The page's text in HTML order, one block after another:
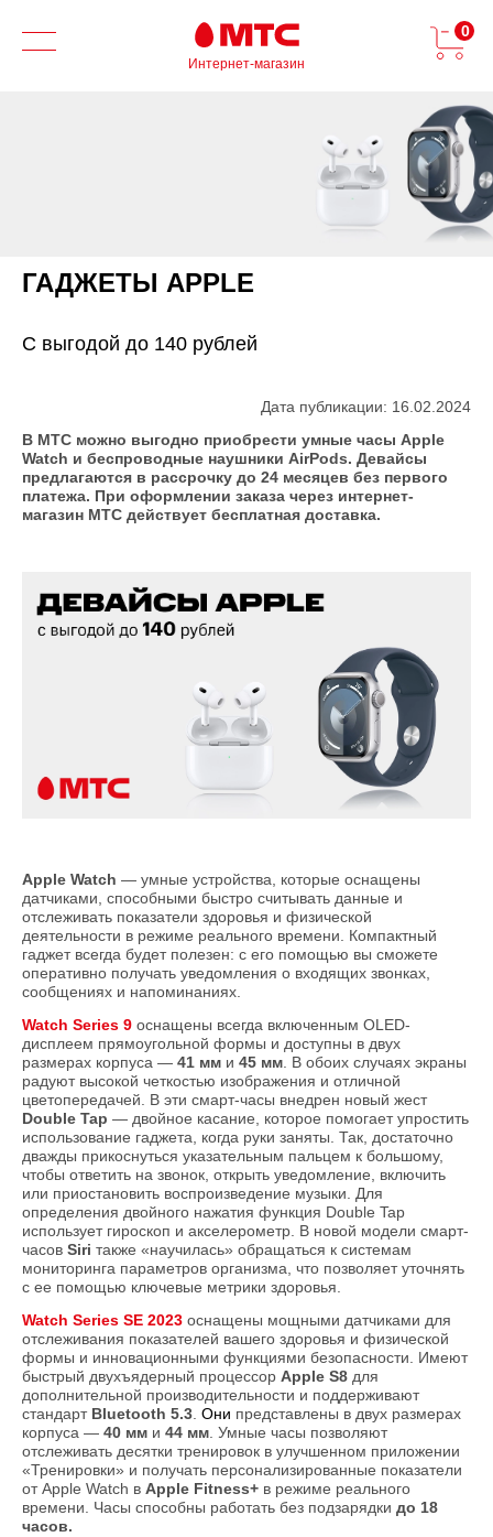
Интернет-магазин
0
ГАДЖЕТЫ APPLE
С выгодой до 140 рублей
Дата публикации: 16.02.2024
В МТС можно выгодно приобрести умные часы Apple
Watch и беспроводные наушники AirPods. Девайсы
предлагаются в рассрочку до 24 месяцев без первого
платежа. При оформлении заказа через интернет-
магазин МТС действует бесплатная доставка.
Apple Watch — умные устройства, которые оснащены
датчиками, способными быстро считывать данные и
отслеживать показатели здоровья и физической
деятельности в режиме реального времени. Компактный
гаджет всегда будет полезен: с его помощью вы сможете
оперативно получать уведомления о входящих звонках,
сообщениях и напоминаниях.
Watch Series 9 оснащены всегда включенным OLED-
дисплеем прямоугольной формы и доступны в двух
размерах корпуса — 41 мм и 45 мм. В обоих случаях экраны
радуют высокой четкостью изображения и отличной
цветопередачей. В эти смарт-часы внедрен новый жест
Double Tap — двойное касание, которое помогает упростить
использование гаджета, когда руки заняты. Так, достаточно
дважды прикоснуться указательным пальцем к большому,
чтобы ответить на звонок, открыть уведомление, включить
или приостановить воспроизведение музыки. Для
определения двойного нажатия функция Double Tap
использует гироскоп и акселерометр. В новой модели смарт-
часов Siri также «научилась» обращаться к системам
мониторинга параметров организма, что позволяет уточнять
с ее помощью ключевые метрики здоровья.
Watch Series SE 2023 оснащены мощными датчиками для
отслеживания показателей вашего здоровья и физической
формы и инновационными функциями безопасности. Имеют
быстрый двухъядерный процессор Apple S8 для
дополнительной производительности и поддерживают
стандарт Bluetooth 5.3. Они представлены в двух размерах
корпуса — 40 мм и 44 мм. Умные часы позволяют
отслеживать десятки тренировок в улучшенном приложении
«Тренировки» и получать персонализированные показатели
от Apple Watch в Apple Fitness+ в режиме реального
времени. Часы способны работать без подзарядки до 18
часов.